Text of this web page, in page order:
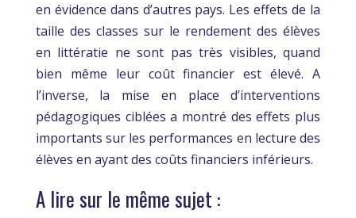
en évidence dans d’autres pays. Les effets de la
taille des classes sur le rendement des élèves
en littératie ne sont pas très visibles, quand
bien même leur coût financier est élevé. A
l’inverse, la mise en place d’interventions
pédagogiques ciblées a montré des effets plus
importants sur les performances en lecture des
élèves en ayant des coûts financiers inférieurs.
A lire sur le même sujet :